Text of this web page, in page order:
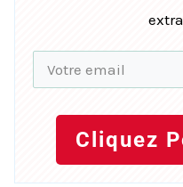
Cliquez